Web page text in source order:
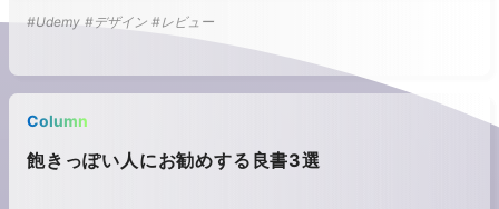
#Udemy #デザイン #レビュー
Column
飽きっぽい人にお勧めする良書3選